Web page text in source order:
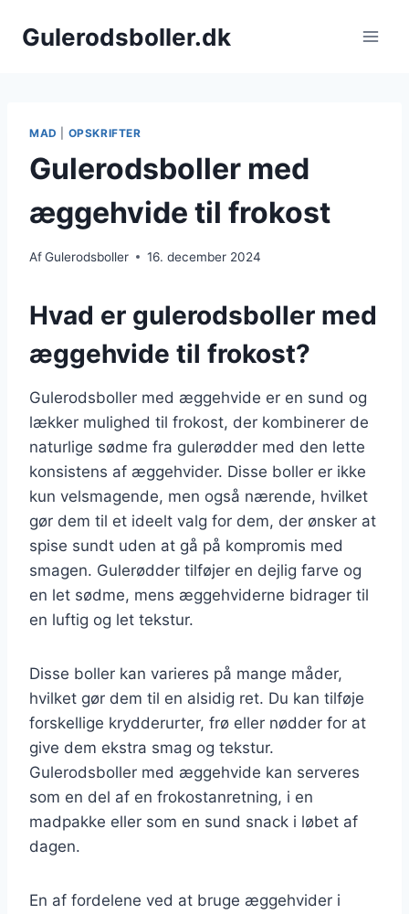
Gulerodsboller.dk
MAD OPSKRIFTER
Gulerodsboller med
æggehvide til frokost
AfGulerodsboller 16. december 2024
Hvad er gulerodsboller med
æggehvide til frokost?
Gulerodsboller med æggehvide er en sund og
lækker mulighed til frokost, der kombinerer de
naturlige sødme fra gulerødder med den lette
konsistens af æggehvider. Disse boller er ikke
kun velsmagende, men også nærende, hvilket
gør dem til et ideelt valg for dem, der ønsker at
spise sundt uden at gå på kompromis med
smagen. Gulerødder tilføjer en dejlig farve og
en let sødme, mens æggehviderne bidrager til
en luftig og let tekstur.
Disse boller kan varieres på mange måder,
hvilket gør dem til en alsidig ret. Du kan tilføje
forskellige krydderurter, frø eller nødder for at
give dem ekstra smag og tekstur.
Gulerodsboller med æggehvide kan serveres
som en del af en frokostanretning, i en
madpakke eller som en sund snack i løbet af
dagen.
En af fordelene ved at bruge æggehvider i